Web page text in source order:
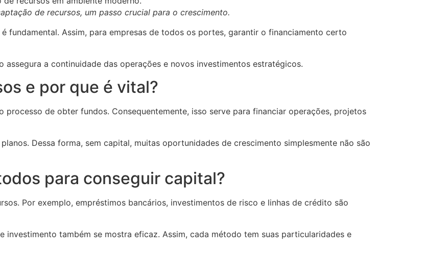
de recursos, um passo crucial para o crescimento.
é fundamental. Assim, para empresas de todos os portes, garantir o financiamento certo
a continuidade das operações e novos investimentos estratégicos.
e por que é vital?
processo de obter fundos. Consequentemente, isso serve para financiar operações, projetos
Dessa forma, sem capital, muitas oportunidades de crescimento simplesmente não são
para conseguir capital?
Por exemplo, empréstimos bancários, investimentos de risco e linhas de crédito são
investimento também se mostra eficaz. Assim, cada método tem suas particularidades e